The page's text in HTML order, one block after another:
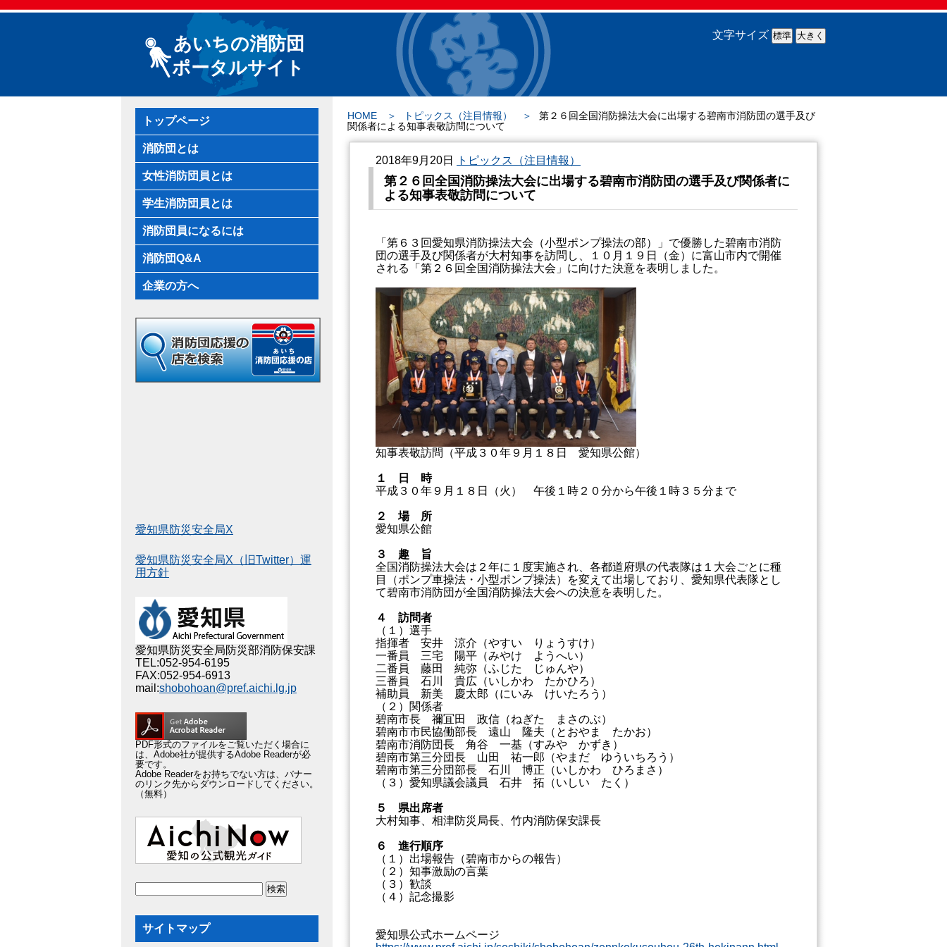
あいちの消防団
ポータルサイト
文字サイズ
トップページ
消防団とは
女性消防団員とは
学生消防団員とは
消防団員になるには
消防団Q&A
企業の方へ
愛知県防災安全局X
愛知県防災安全局X（旧Twitter）運
用方針
愛知県防災安全局防災部消防保安課
TEL:052-954-6195
FAX:052-954-6913
mail:shobohoan@pref.aichi.lg.jp
PDF形式のファイルをご覧いただく場合に
は、Adobe社が提供するAdobe Readerが必
要です。
Adobe Readerをお持ちでない方は、バナー
のリンク先からダウンロードしてください。
（無料）
サイトマップ
HOME トピックス（注目情報）
第２６回全国消防操法大会に出場する碧南市消防団の選手及び
関係者による知事表敬訪問について
2018年9月20日 トピックス（注目情報）
第２６回全国消防操法大会に出場する碧南市消防団の選手及び関係者に
よる知事表敬訪問について
「第６３回愛知県消防操法大会（小型ポンプ操法の部）」で優勝した碧南市消防
団の選手及び関係者が大村知事を訪問し、１０月１９日（金）に富山市内で開催
される「第２６回全国消防操法大会」に向けた決意を表明しました。
知事表敬訪問（平成３０年９月１８日 愛知県公館）
１ 日 時
平成３０年９月１８日（火） 午後１時２０分から午後１時３５分まで
２ 場 所
愛知県公館
３ 趣 旨
全国消防操法大会は２年に１度実施され、各都道府県の代表隊は１大会ごとに種
目（ポンプ車操法・小型ポンプ操法）を変えて出場しており、愛知県代表隊とし
て碧南市消防団が全国消防操法大会への決意を表明した。
４ 訪問者
（１）選手
指揮者 安井 涼介（やすい りょうすけ）
一番員 三宅 陽平（みやけ ようへい）
二番員 藤田 純弥（ふじた じゅんや）
三番員 石川 貴広（いしかわ たかひろ）
補助員 新美 慶太郎（にいみ けいたろう）
（２）関係者
碧南市長 禰冝田 政信（ねぎた まさのぶ）
碧南市市民協働部長 遠山 隆夫（とおやま たかお）
碧南市消防団長 角谷 一基（すみや かずき）
碧南市第三分団長 山田 祐一郎（やまだ ゆういちろう）
碧南市第三分団部長 石川 博正（いしかわ ひろまさ）
（３）愛知県議会議員 石井 拓（いしい たく）
５ 県出席者
大村知事、相津防災局長、竹内消防保安課長
６ 進行順序
（１）出場報告（碧南市からの報告）
（２）知事激励の言葉
（３）歓談
（４）記念撮影
愛知県公式ホームページ